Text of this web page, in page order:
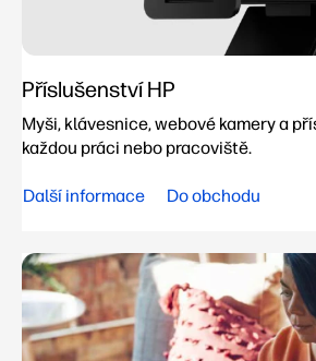
Příslušenství HP
Myši, klávesnice, webové kamery a
každou práci nebo pracoviště.
Další informace Do obchodu